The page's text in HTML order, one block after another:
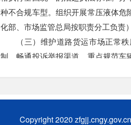
种不合规车型。组织开展常压液体危
化部、市场监管总局按职责分工负责）
（三）维护道路货运市场正常秩
制，畅通投诉举报渠道，重点规范车
中心、公共配送中心、末端配送网
施。鼓励发展共同配送、统一配送
Copyright 2020